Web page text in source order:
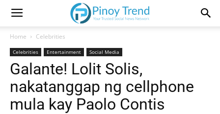
Home Celebrities
Celebrities Entertainment Social Media
Galante! Lolit Solis,
nakatanggap ng cellphone
mula kay Paolo Contis